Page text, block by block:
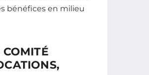
bénéfices en milieu
COMITÉ